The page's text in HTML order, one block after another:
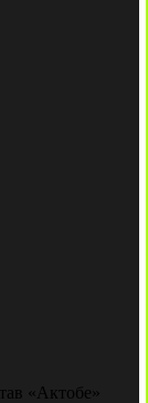
«Актобе»